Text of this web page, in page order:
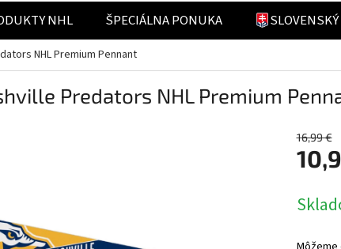
NHL ŠPECIÁLNA PONUKA
NHL Premium Pennant
Predators NHL Premium
16,99 €
cena: